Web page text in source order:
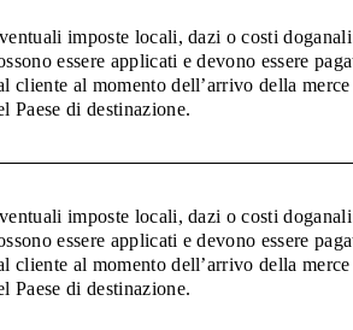
imposte locali, dazi o costi doganali
essere applicati e devono essere
cliente al momento dell’arrivo della merce
Paese di destinazione.
imposte locali, dazi o costi doganali
essere applicati e devono essere
cliente al momento dell’arrivo della merce
Paese di destinazione.